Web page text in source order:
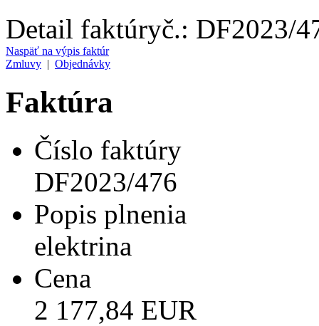
Detail faktúryč.: DF2023/
Naspäť na výpis faktúr
Zmluvy | Objednávky
Faktúra
Číslo faktúry
DF2023/476
Popis plnenia
elektrina
Cena
2 177,84 EUR